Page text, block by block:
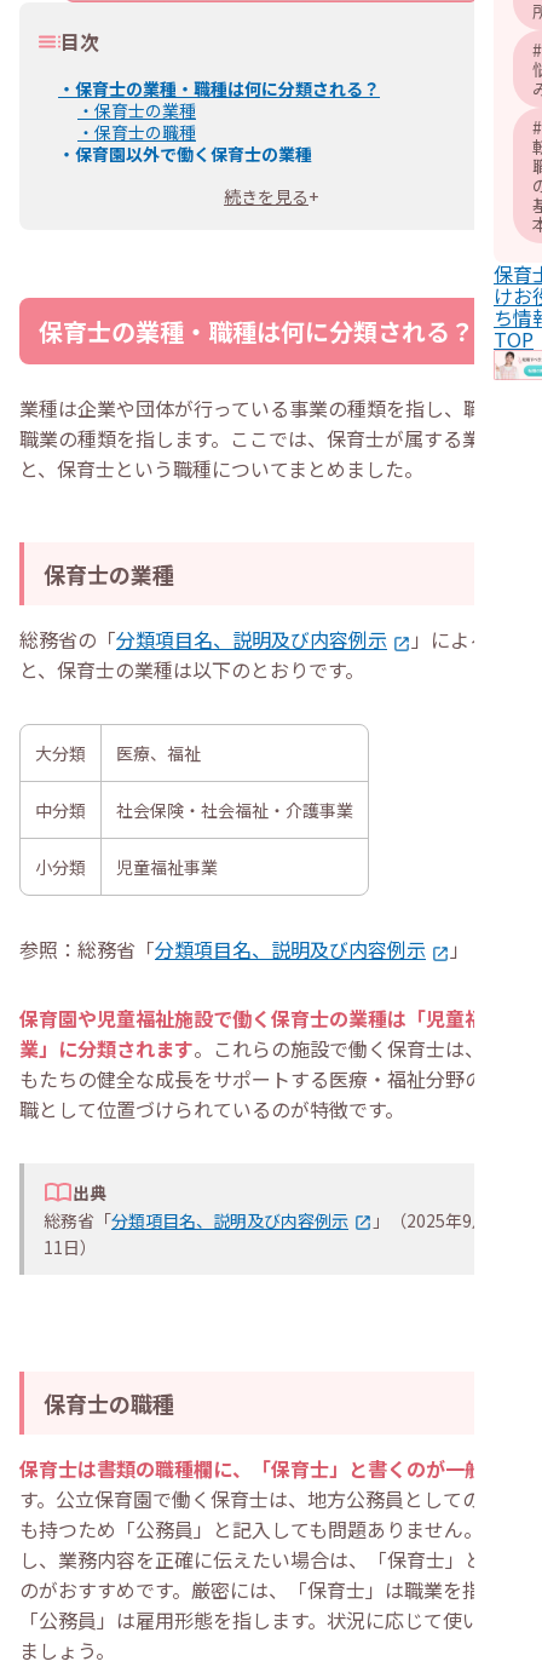
#
#
保育
けお
ち情
TOP
目次
・ 保育士の業種・職種は何に分類される？
・ 保育士の業種
・ 保育士の職種
・ 保育園以外で働く保育士の業種
・保育士が自分に合う業種を選ぶポイント
・働く時間や勤務形態で判断する
・今後のキャリアを見据える
保育士の業種に関してよくある質問
・保育士の業種はサービス業？
・保育士の職種の書き方は？
・まとめ
続きを見る+
保育士の業種・職種は何に分類される？
業種は企業や団体が行っている事業の種類を指し、職種は
職業の種類を指します。ここでは、保育士が属する業種
と、保育士という職種についてまとめました。
保育士の業種
総務省の「分類項目名、説明及び内容例示
」による
と、保育士の業種は以下のとおりです。
大分類 医療、福祉
中分類 社会保険・社会福祉・介護事業
小分類 児童福祉事業
参照：総務省「分類項目名、説明及び内容例示 」
保育園や児童福祉施設で働く保育士の業種は「児童福祉事
業」に分類されます。これらの施設で働く保育士は、子ど
もたちの健全な成長をサポートする医療・福祉分野の専門
職として位置づけられているのが特徴です。
出典
総務省「分類項目名、説明及び内容例示
」（2025年9月
11日）
保育士の職種
保育士は書類の職種欄に、「保育士」と書くのが一般的
す。公立保育園で働く保育士は、地方公務員としての身分
も持つため「公務員」と記入しても問題ありません。しか
し、業務内容を正確に伝えたい場合は、「保育士」と書く
のがおすすめです。厳密には、「保育士」は職業を指し、
「公務員」は雇用形態を指します。状況に応じて使い分け
ましょう。